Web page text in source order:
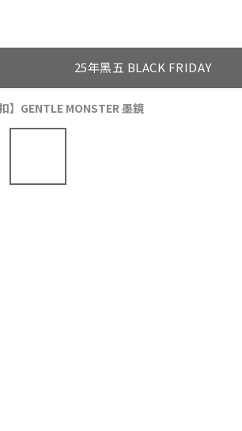
25年黑五 BLACK FRIDAY
】GENTLE MONSTER 墨鏡